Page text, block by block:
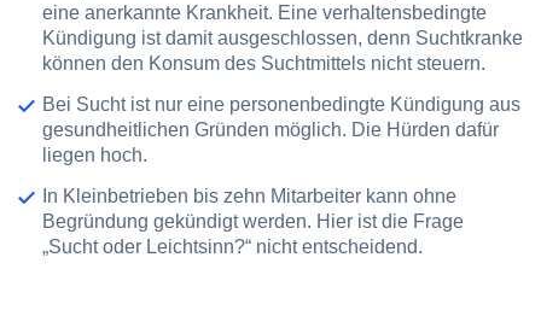
eine anerkannte Krankheit. Eine verhaltensbedingte
Kündigung ist damit ausgeschlossen, denn Suchtkranke
können den Konsum des Suchtmittels nicht steuern.
Bei Sucht ist nur eine personenbedingte Kündigung aus
gesundheitlichen Gründen möglich. Die Hürden dafür
liegen hoch.
In Kleinbetrieben bis zehn Mitarbeiter kann ohne
Begründung gekündigt werden. Hier ist die Frage
„Sucht oder Leichtsinn?“ nicht entscheidend.